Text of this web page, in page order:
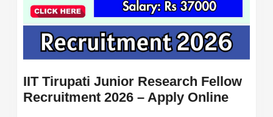
IIT Tirupati Junior Research Fellow
Recruitment 2026 – Apply OnlineIIT